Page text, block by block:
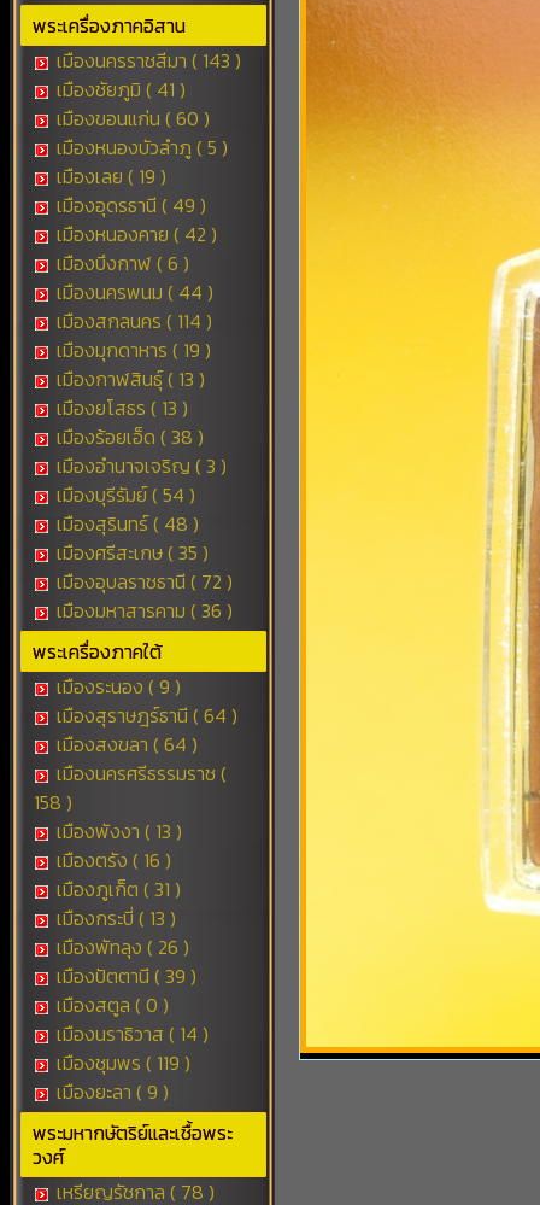
พระเครื่องภาคอิสาน
เมืองนครราชสีมา ( 143 )
เมืองชัยภูมิ ( 41 )
เมืองขอนแก่น ( 60 )
เมืองหนองบัวลำภู ( 5 )
เมืองเลย ( 19 )
เมืองอุดรธานี ( 49 )
เมืองหนองคาย ( 42 )
เมืองบึงกาฬ ( 6 )
เมืองนครพนม ( 44 )
เมืองสกลนคร ( 114 )
เมืองมุกดาหาร ( 19 )
เมืองกาฬสินธุ์ ( 13 )
เมืองยโสธร ( 13 )
เมืองร้อยเอ็ด ( 38 )
เมืองอำนาจเจริญ ( 3 )
เมืองบุรีรัมย์ ( 54 )
เมืองสุรินทร์ ( 48 )
เมืองศรีสะเกษ ( 35 )
เมืองอุบลราชธานี ( 72 )
เมืองมหาสารคาม ( 36 )
พระเครื่องภาคใต้
เมืองระนอง ( 9 )
เมืองสุราษฎร์ธานี ( 64 )
เมืองสงขลา ( 64 )
เมืองนครศรีธรรมราช (
158 )
เมืองพังงา ( 13 )
เมืองตรัง ( 16 )
เมืองภูเก็ต ( 31 )
เมืองกระบี่ ( 13 )
เมืองพัทลุง ( 26 )
เมืองปัตตานี ( 39 )
เมืองสตูล ( 0 )
เมืองนราธิวาส ( 14 )
เมืองชุมพร ( 119 )
เมืองยะลา ( 9 )
พระมหากษัตริย์และเชื้อพระ
วงศ์
เหรียญรัชกาล ( 78 )